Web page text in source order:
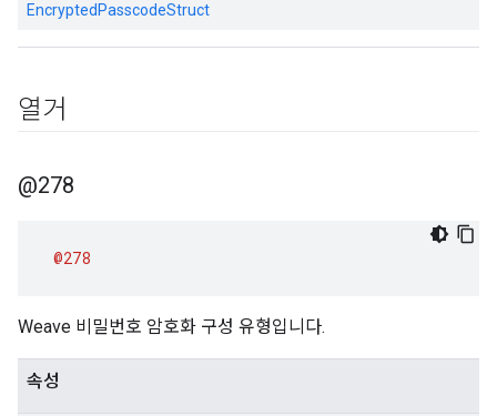
EncryptedPasscodeStruct
열거
@278
@278
Weave 비밀번호 암호화 구성 유형입니다.
속성